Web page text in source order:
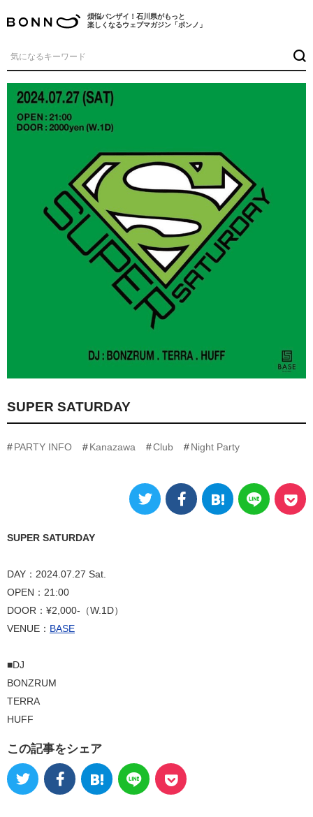
煩悩バンザイ！石川県がもっと
楽しくなるウェブマガジン「ボンノ」
SUPER SATURDAY
PARTY INFO Kanazawa Club Night Party
SUPER SATURDAY
DAY：2024.07.27 Sat.
OPEN：21:00
DOOR：¥2,000-（W.1D）
VENUE： BASE
■DJ
BONZRUM
TERRA
HUFF
この記事をシェア